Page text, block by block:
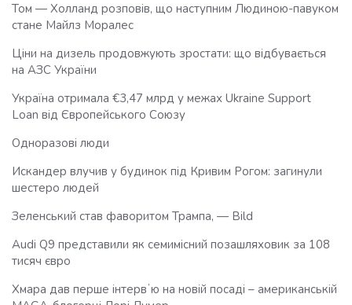
Том — Холланд розповів, що наступним Людиною-павуком
стане Майлз Моралес
Ціни на дизель продовжують зростати: що відбувається
на АЗС України
Україна отримала €3,47 млрд у межах Ukraine Support
Loan від Європейського Союзу
Одноразові люди
Искандер влучив у будинок під Кривим Рогом: загинули
шестеро людей
Зеленський став фаворитом Трампа, — Bild
Audi Q9 представили як семимісний позашляховик за 108
тисяч євро
Хмара дав перше інтервʼю на новій посаді – американській